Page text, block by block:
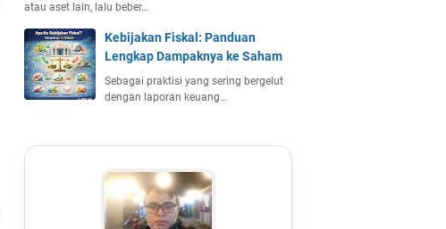
atau aset lain, lalu beber…
Kebijakan Fiskal: Panduan
Lengkap Dampaknya ke Saham
Sebagai praktisi yang sering bergelut
dengan laporan keuang…